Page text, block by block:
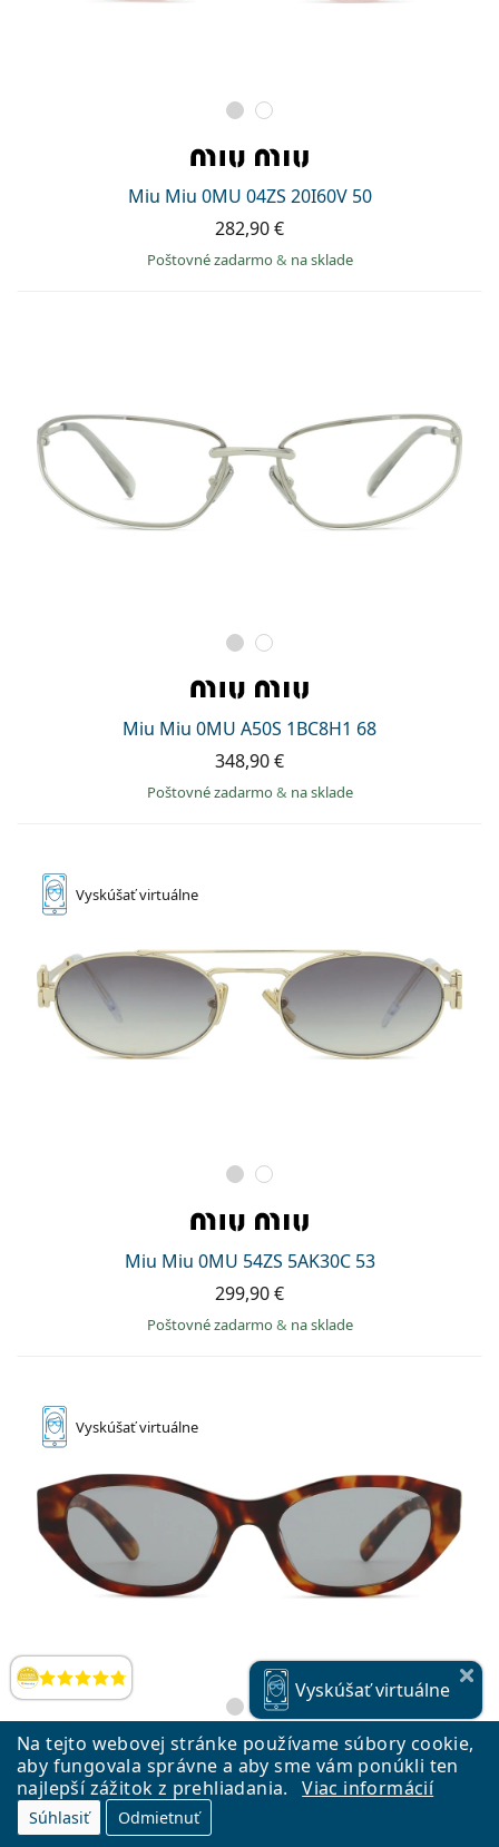
Na tejto webovej stránke používame súbory cookie,
aby fungovala správne a aby sme vám ponúkli ten
najlepší zážitok z prehliadania.
Viac informácií
Súhlasiť Odmietnuť
Hodnotenia
Miu Miu 0MU 04ZS 20I60V 50
282,90 €
Poštovné zadarmo& na sklade
Miu Miu 0MU A50S 1BC8H1 68
348,90 €
Poštovné zadarmo& na sklade
Vyskúšaťvirtuálne
Miu Miu 0MU 54ZS 5AK30C 53
299,90 €
Poštovné zadarmo& na sklade
Vyskúšaťvirtuálne
Miu Miu 0MU A03S 21C40O 53
Vyskúšaťvirtuálne